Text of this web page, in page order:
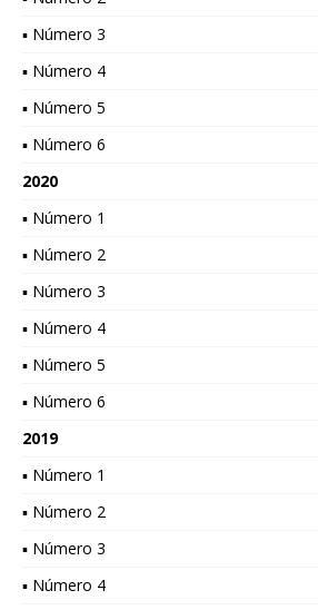
▪ Número 3
▪ Número 4
▪ Número 5
▪ Número 6
2020
▪ Número 1
▪ Número 2
▪ Número 3
▪ Número 4
▪ Número 5
▪ Número 6
2019
▪ Número 1
▪ Número 2
▪ Número 3
▪ Número 4